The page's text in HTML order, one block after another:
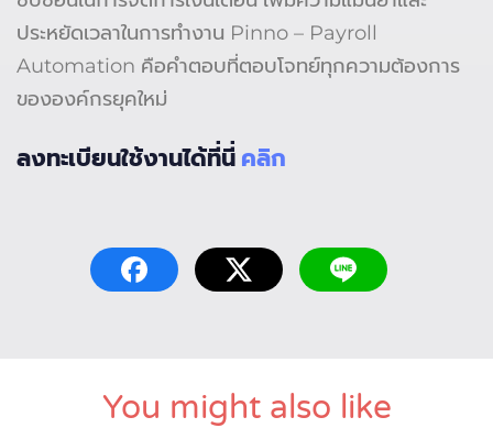
ประหยัดเวลาในการทำงาน Pinno – Payroll
Automation คือคำตอบที่ตอบโจทย์ทุกความต้องการ
ขององค์กรยุคใหม่
ลงทะเบียนใช้งานได้ที่นี่ คลิก
You might also like